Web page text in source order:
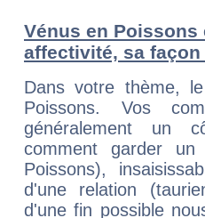
Vénus en Poissons
affectivité, sa
Dans votre thème,
Poissons. Vos
généralement un
comment garder
Poissons),
d'une relation
d'une fin possible